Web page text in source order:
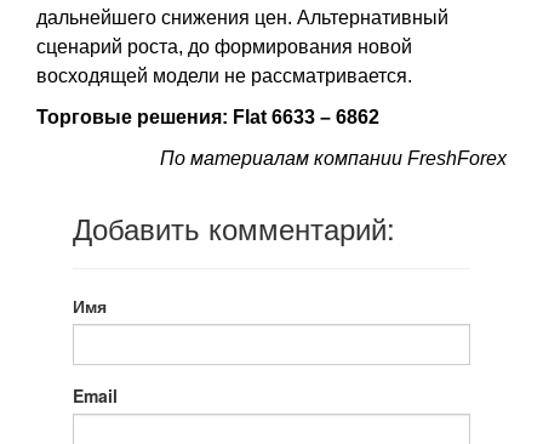
дальнейшего снижения цен. Альтернативный
сценарий роста, до формирования новой
восходящей модели не рассматривается.
Торговые решения: Flat 6633 – 6862
По материалам компании FreshForex
Добавить комментарий:
Имя
Email